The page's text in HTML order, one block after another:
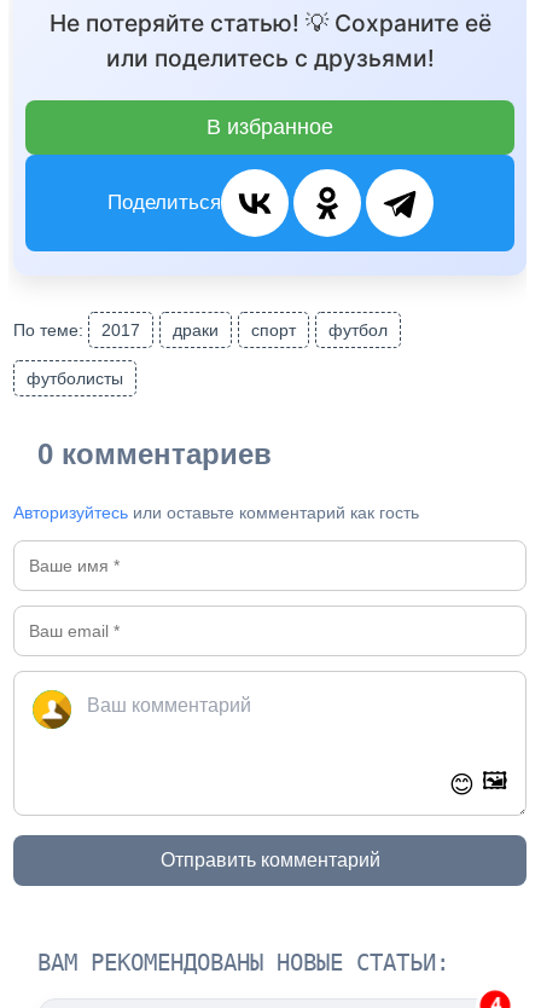
Не потеряйте статью! 💡 Сохраните её
или поделитесь с друзьями!
В избранное
Поделиться
По теме: 2017 драки спорт футбол
футболисты
0 комментариев
Авторизуйтесь или оставьте комментарий как гость
😊 🖼️
Отправить комментарий
ВАМ РЕКОМЕНДОВАНЫ НОВЫЕ СТАТЬИ: